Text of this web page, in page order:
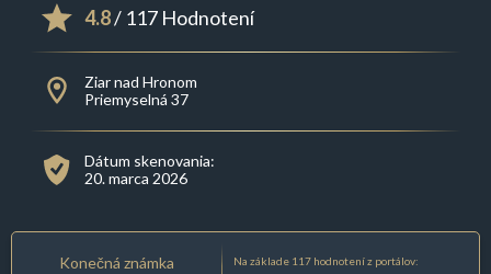
4.8/ 117 Hodnotení
Ziar nad Hronom
Priemyselná 37
Dátum skenovania:
20. marca 2026
Konečná známka Na základe 117 hodnotení z portálov: